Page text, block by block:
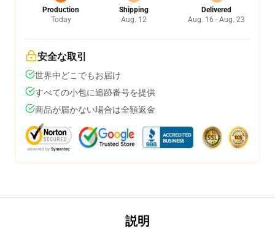
Production
Today
Shipping
Aug. 12
Delivered
Aug. 16 - Aug. 23
安全な取引
世界中どこでもお届け
すべての小包に追跡番号を提供
商品が届かない場合は全額返金
説明